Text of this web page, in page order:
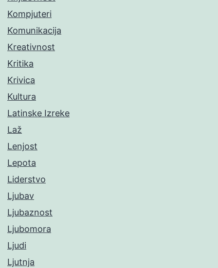
Kompjuteri
Komunikacija
Kreativnost
Kritika
Krivica
Kultura
Latinske Izreke
Laž
Lenjost
Lepota
Liderstvo
Ljubav
Ljubaznost
Ljubomora
Ljudi
Ljutnja